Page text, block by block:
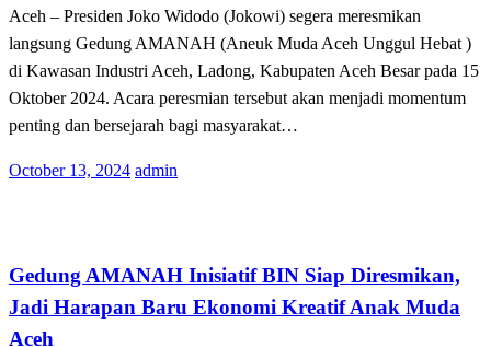
Aceh – Presiden Joko Widodo (Jokowi) segera meresmikan
langsung Gedung AMANAH (Aneuk Muda Aceh Unggul Hebat )
di Kawasan Industri Aceh, Ladong, Kabupaten Aceh Besar pada 15
Oktober 2024. Acara peresmian tersebut akan menjadi momentum
penting dan bersejarah bagi masyarakat…
Posted
October 13, 2024 admin
Gedung AMANAH Inisiatif BIN Siap Diresmikan,
Jadi Harapan Baru Ekonomi Kreatif Anak Muda
Aceh